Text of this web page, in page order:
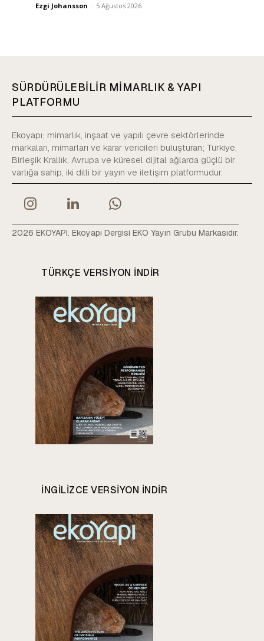
Ezgi Johansson - 5 Ağustos 2026
SÜRDÜRÜLEBİLİR MİMARLIK & YAPI
PLATFORMU
Ekoyapı; mimarlık, inşaat ve yapılı çevre sektörlerinde
markaları, mimarları ve karar vericileri buluşturan; Türkiye,
Birleşik Krallık, Avrupa ve küresel dijital ağlarda güçlü bir
varlığa sahip, iki dilli bir yayın ve iletişim platformudur.
2026 EKOYAPI. Ekoyapı Dergisi EKO Yayın Grubu Markasıdır.
TÜRKÇE VERSIYON INDIR
INGILIZCE VERSIYON INDIR